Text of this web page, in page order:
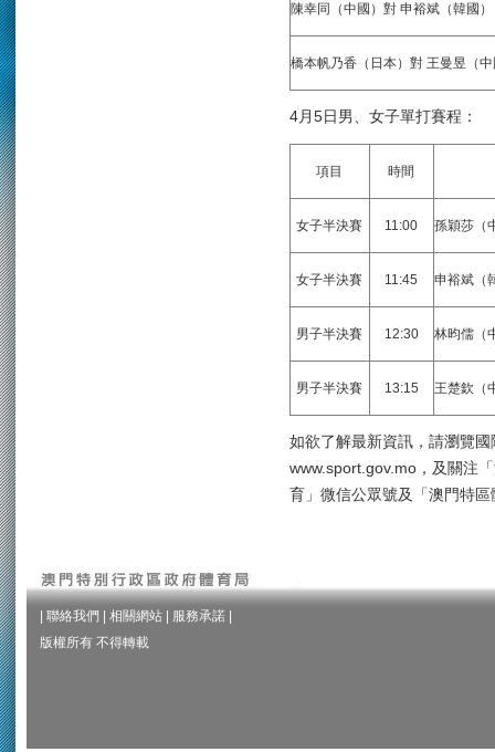
陳幸同（中國）對 申裕斌（韓國）
橋本帆乃香（日本）對 王曼昱（
4月5日男、女子單打賽程：
項目 時間
女子半決賽 11:00 孫穎莎（
女子半決賽 11:45 申裕斌（
男子半決賽 12:30 林昀儒（
男子半決賽 13:15 王楚欽（
如欲了解最新資訊，請瀏覽
www.sport.gov.mo，及關注
育」微信公眾號及「澳門特
聯絡我們 相關網站 服務承諾
版權所有 不得轉載